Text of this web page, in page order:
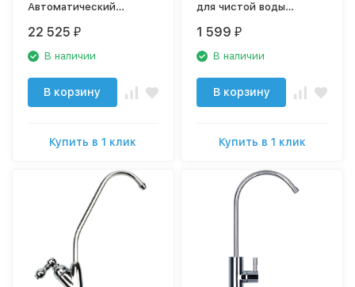
Автоматический
систем обратного
осмоса с баком Х845
22 525 ₽
В наличии
В корзину
Купить в 1 клик
для чистой воды
1 599 ₽
В наличии
В корзину
Купить в 1 клик